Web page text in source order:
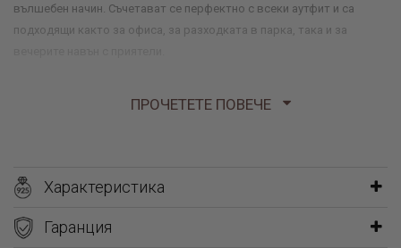
вълшебен начин. Съчетават се перфектно с всеки аутфит и са
подходящи както за офиса, за разходката в парка, така и за
ПРОЧЕТЕТЕ ПОВЕЧЕ
Характеристика
Гаранция